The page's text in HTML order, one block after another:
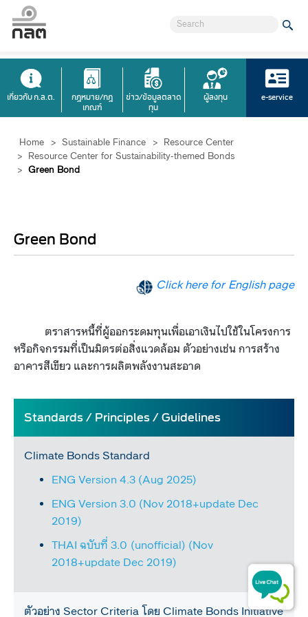
เกี่ยวกับ ก.ล.ต.
กฎหมาย/กฎ
เกณฑ์
ข่าว/ข้อมูลตลาด
ทุน
ผู้ลงทุน e-service
Home > Sustainable Finance > Resource Center
> Resource Center for Sustainability-themed Bonds
> Green Bond
Green Bond
Click here for English page
ตราสารหนี้ที่ผู้ออกระดมทุนเพื่อเอาเงินไปใช้ในโครงการ
หรือกิจกรรมที่เป็นมิตรต่อสิ่งแวดล้อม ตัวอย่างเช่​น การสร้าง
อาคารสีเขียว และการผลิตพลังงานสะอาด
​Standards / Principles / Guide​lines
​Climate Bonds Standard
ENG Version 4.3 (Aug 2025)
ENG Version 3.0 (Nov 2018+update Dec
2019)
THAI ฉบับที่ 3.0 (unofficial) (Nov
2018+update Dec 2019)
ตัวอย่าง ​Sector Criteria​​ โดย Climate Bonds Initiative